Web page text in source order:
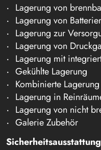
Lagerung von
Lagerung von
Lagerung zur
Lagerung von
Lagerung mit
Gekühlte Lagerung
Kombinierte Lagerung
Lagerung in
Lagerung von nicht
Galerie Zubehör
Sicherheitsausstattung